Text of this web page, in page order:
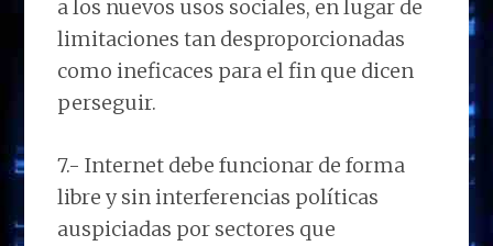
a los nuevos usos sociales, en lugar de
limitaciones tan desproporcionadas
como ineficaces para el fin que dicen
perseguir.
7.- Internet debe funcionar de forma
libre y sin interferencias políticas
auspiciadas por sectores que